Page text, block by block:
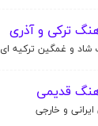
ترکی و آذری
و غمگین ترکیه ای
قدیمی
و خارجی